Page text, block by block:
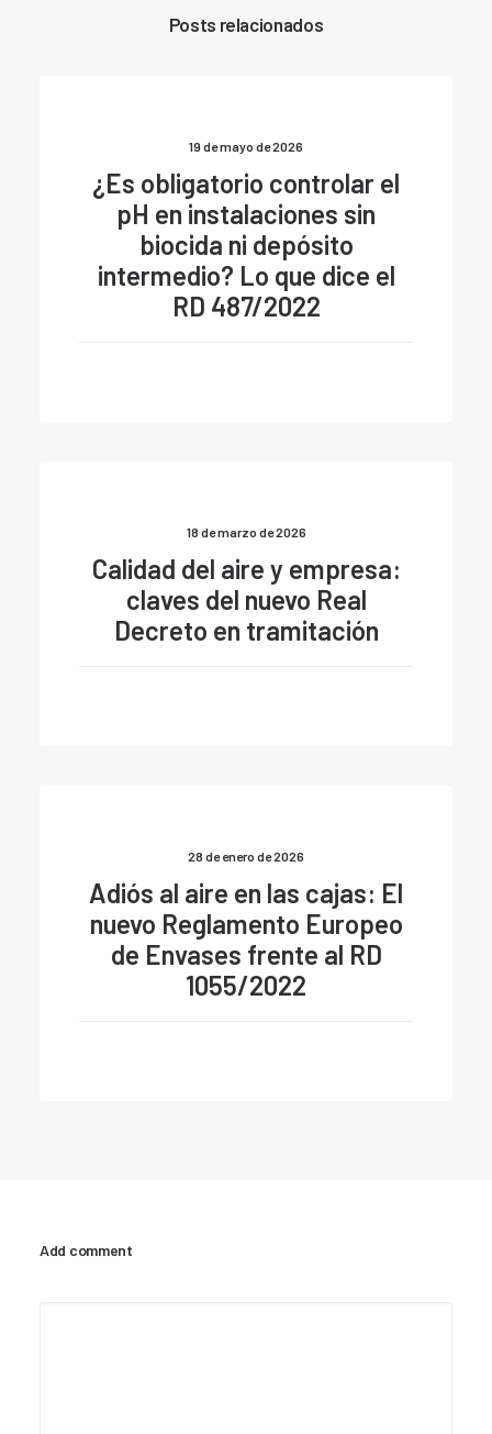
Posts relacionados
19 de mayo de 2026
¿Es obligatorio controlar el
pH en instalaciones sin
biocida ni depósito
intermedio? Lo que dice el
RD 487/2022
18 de marzo de 2026
Calidad del aire y empresa:
claves del nuevo Real
Decreto en tramitación
28 de enero de 2026
Adiós al aire en las cajas: El
nuevo Reglamento Europeo
de Envases frente al RD
1055/2022
Add comment